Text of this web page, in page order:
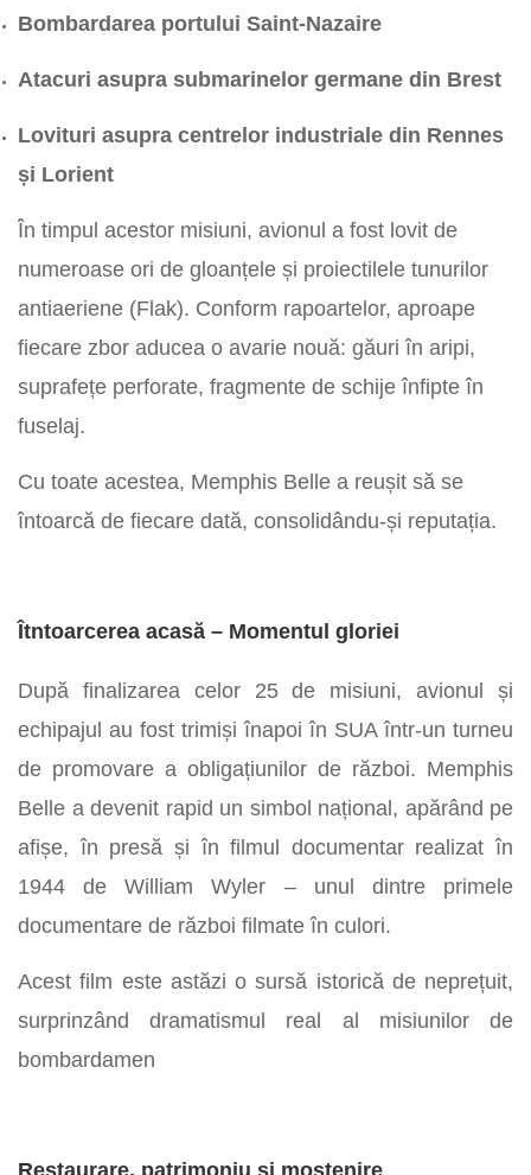
Bombardarea portului Saint-Nazaire
Atacuri asupra submarinelor germane din Brest
Lovituri asupra centrelor industriale din Rennes
și Lorient
În timpul acestor misiuni, avionul a fost lovit de
numeroase ori de gloanțele și proiectilele tunurilor
antiaeriene (Flak). Conform rapoartelor, aproape
fiecare zbor aducea o avarie nouă: găuri în aripi,
suprafețe perforate, fragmente de schije înfipte în
fuselaj.
Cu toate acestea, Memphis Belle a reușit să se
întoarcă de fiecare dată, consolidându-și reputația.
Îtntoarcerea acasă – Momentul gloriei
După finalizarea celor 25 de misiuni, avionul și
echipajul au fost trimiși înapoi în SUA într-un turneu
de promovare a obligațiunilor de război. Memphis
Belle a devenit rapid un simbol național, apărând pe
afișe, în presă și în filmul documentar realizat în
1944 de William Wyler – unul dintre primele
documentare de război filmate în culori.
Acest film este astăzi o sursă istorică de neprețuit,
surprinzând dramatismul real al misiunilor de
bombardamen